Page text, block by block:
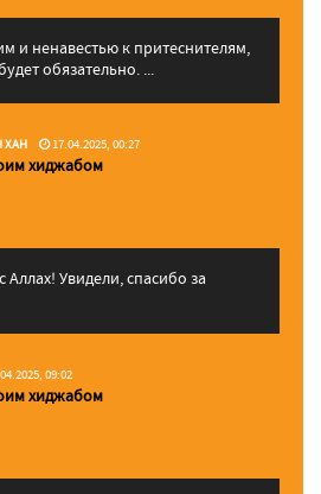
и ненавестью к притеснителям,
обязательно. ...
ХАН 17.04.2025, 00:27
хиджабом
Аллаx! Увидели, спасибо за
09:02
хиджабом